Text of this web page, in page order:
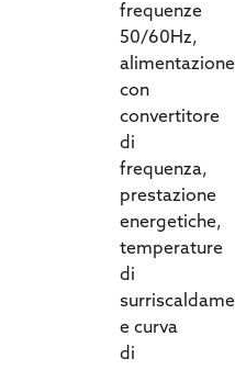
frequenze
50/60Hz,
alimentazione
con
convertitore
di
frequenza,
prestazione
energetiche,
temperature
di
e curva
di